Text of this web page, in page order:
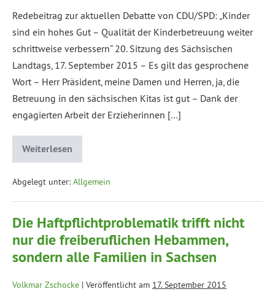
Redebeitrag zur aktuellen Debatte von CDU/SPD: „Kinder
sind ein hohes Gut – Qualität der Kinderbetreuung weiter
schrittweise verbessern“ 20. Sitzung des Sächsischen
Landtags, 17. September 2015 – Es gilt das gesprochene
Wort – Herr Präsident, meine Damen und Herren, ja, die
Betreuung in den sächsischen Kitas ist gut – Dank der
engagierten Arbeit der Erzieherinnen […]
Weiterlesen
Abgelegt unter: Allgemein
Die Haftpflichtproblematik trifft nicht
nur die freiberuflichen Hebammen,
sondern alle Familien in Sachsen
Volkmar Zschocke | Veröffentlicht am 17. September 2015